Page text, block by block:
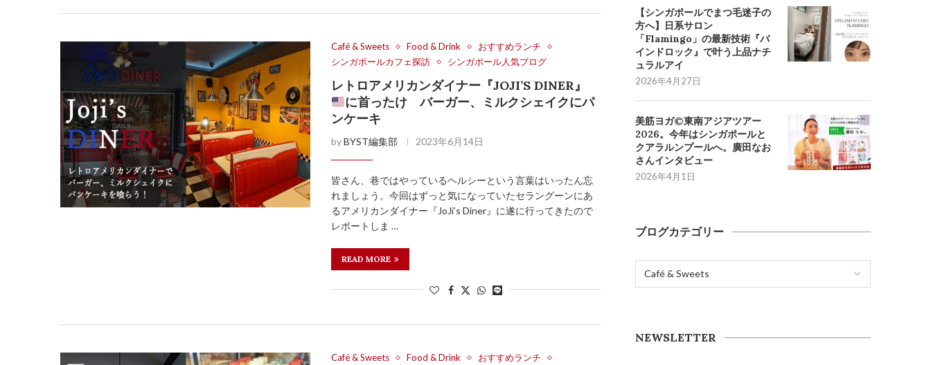
Café & Sweets Food & Drink
おすすめランチ
シンガポールカフェ探訪
シンガポール人気ブログ
レトロアメリカンダイナー『JOJI’S DINER』
に首ったけ バーガー、ミルクシェイクにパ
ンケーキ
byBYST編集部 2023年6月14日
皆さん、巷ではやっているヘルシーという言葉はいったん忘
れましょう。今回はずっと気になっていたセラングーンにあ
るアメリカンダイナー『JoJi’s Diner』に遂に行ってきたので
レポートしま …
READ MORE
Café & Sweets Food & Drink
おすすめランチ
【シンガポールでまつ毛迷子の
方へ】日系サロン
「Flamingo」の最新技術『バ
インドロック』で叶う上品ナチ
ュラルアイ
2026年4月27日
美筋ヨガ©東南アジアツアー
2026。今年はシンガポールと
クアラルンプールへ。廣田なお
さんインタビュー
2026年4月1日
ブログカテゴリー
NEWSLETTER